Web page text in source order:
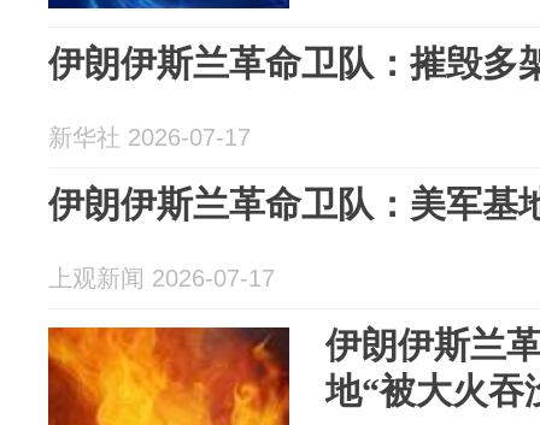
伊朗伊斯兰革命卫队：摧毁多
新华社 2026-07-17
伊朗伊斯兰革命卫队：美军基
上观新闻 2026-07-17
伊朗伊斯兰
地“被大火吞